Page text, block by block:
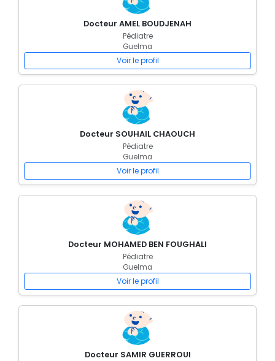
Docteur AMEL BOUDJENAH
Pédiatre
Guelma
Voir le profil
Docteur SOUHAIL CHAOUCH
Pédiatre
Guelma
Voir le profil
Docteur MOHAMED BEN FOUGHALI
Pédiatre
Guelma
Voir le profil
Docteur SAMIR GUERROUI